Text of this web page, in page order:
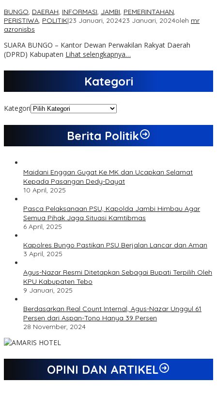
BUNGO, DAERAH, INFORMASI, JAMBI, PEMERINTAHAN,
PERISTIWA, POLITIK|23 Januari, 202423 Januari, 2024oleh mr
azronisbs
SUARA BUNGO – Kantor Dewan Perwakilan Rakyat Daerah
(DPRD) Kabupaten Lihat selengkapnya…
Kategori
Kategori
Berita Politik
Maidani Enggan Gugat Ke MK dan Ucapkan Selamat
Kepada Pasangan Dedy-Dayat
10 April, 2025
Pasca Pelaksanaan PSU, Kapolda Jambi Himbau Agar
Semua Pihak Jaga Situasi Kamtibmas
6 April, 2025
Kapolres Bungo Pastikan PSU Berjalan Lancar dan Aman
3 April, 2025
Agus-Nazar Resmi Ditetapkan Sebagai Bupati Terpilih Oleh
KPU Kabupaten Tebo
9 Januari, 2025
Berdasarkan Real Count Internal, Agus-Nazar Unggul 61
Persen dari Aspan-Tono Hanya 39 Persen
28 November, 2024
OPINI DAN ARTIKEL